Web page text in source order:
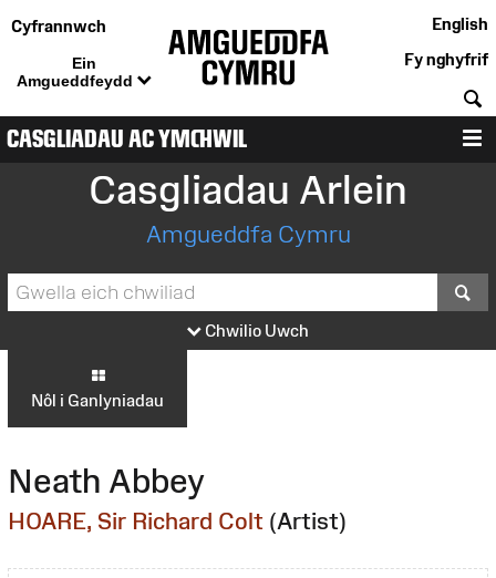
Cyfrannwch
Ein
Amgueddfeydd
English
Fy nghyfrif
CASGLIADAU AC YMCHWIL
Casgliadau Arlein
Amgueddfa Cymru
Chwilio Uwch
Nôl i Ganlyniadau
Neath Abbey
HOARE, Sir Richard Colt (Artist)